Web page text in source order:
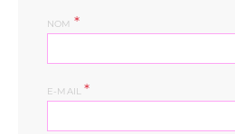
NOM *
E-MAIL*